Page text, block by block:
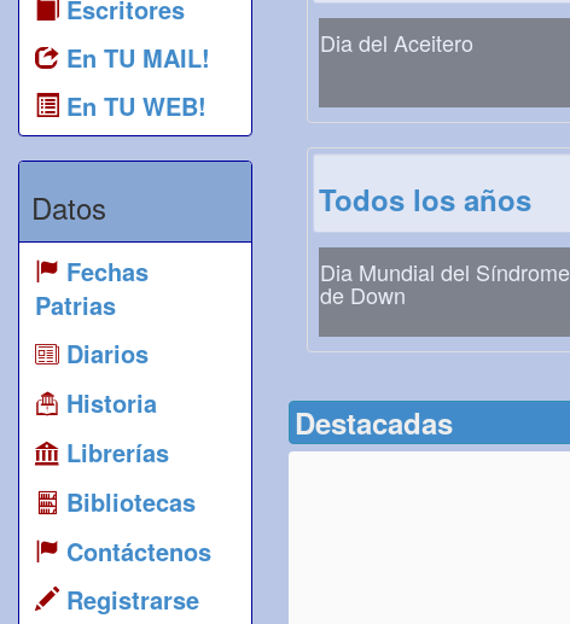
Escritores
En TU MAIL!
En TU WEB!
Datos
Fechas
Patrias
Diarios
Historia
Librerías
Bibliotecas
Contáctenos
Registrarse
Dia del Aceitero
Todos los años
Dia Mundial del Síndrome
de Down
Destacadas